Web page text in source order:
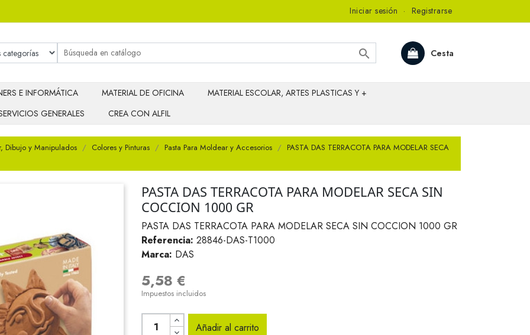
Iniciar sesión · Registrarse
Cesta

E INFORMÁTICA MATERIAL DE OFICINA
MATERIAL ESCOLAR, ARTES PLASTICAS Y +
GENERALES CREA CON ALFIL
Dibujo y Manipulados Colores y Pinturas Pasta Para Moldear y Accesorios
PASTA DAS TERRACOTA PARA MODELAR SECA
PASTA DAS TERRACOTA PARA MODELAR SECA SIN
COCCION 1000 GR
PASTA DAS TERRACOTA PARA MODELAR SECA SIN COCCION 1000 GR
Referencia: 28846-DAS-T1000
Marca: DAS
5,58 €
Impuestos incluidos
Añadir al carrito